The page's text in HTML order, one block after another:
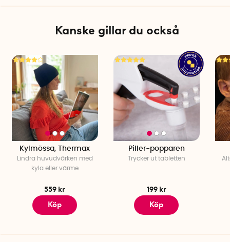
Kanske gillar du också
Kylmössa, Thermax
Lindra huvudvärken med
kyla eller värme
559 kr
Köp
Piller-popparen
Trycker ut tabletten
199 kr
Köp